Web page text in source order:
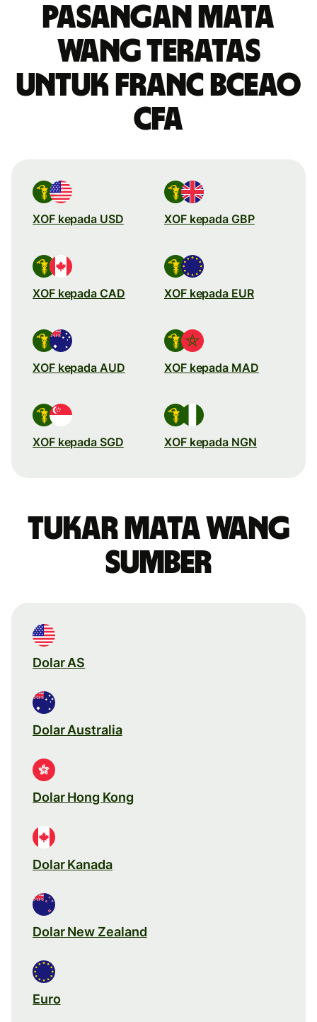
Pasangan mata
wang teratas
untuk franc BCEAO
CFA
XOF kepada USD XOF kepada GBP
XOF kepada CAD XOF kepada EUR
XOF kepada AUD XOF kepada MAD
XOF kepada SGD XOF kepada NGN
Tukar mata wang
sumber
Dolar AS
Dolar Australia
Dolar Hong Kong
Dolar Kanada
Dolar New Zealand
Euro